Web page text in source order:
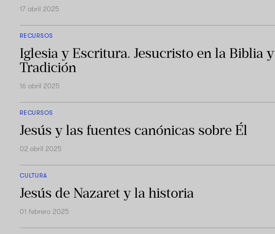
17 abril 2025
RECURSOS
Iglesia y Escritura. Jesucristo en la Biblia
Tradición
16 abril 2025
RECURSOS
Jesús y las fuentes canónicas sobre Él
02 abril 2025
CULTURA
Jesús de Nazaret y la historia
01 febrero 2025